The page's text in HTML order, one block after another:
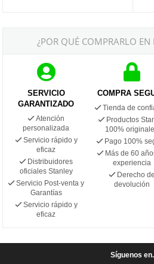
¿POR QUÉ COMPRARLO EN
SERVICIO
GARANTIZADO
Atención
personalizada
Servicio rápido y
eficaz
Distribuidores
oficiales Stanley
Servicio Post-venta y
Garantías
Servicio rápido y
eficaz
COMPRA
Tienda de
Productos
100%
Pago 100%
Más de 60
experiencia
Derecho de
devolución
Síguenos